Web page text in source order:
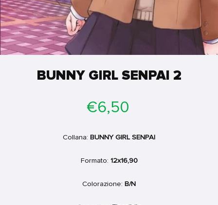
BUNNY GIRL SENPAI 2
di
€6,50
Collana: BUNNY GIRL SENPAI
Formato: 12x16,90
Colorazione: B/N